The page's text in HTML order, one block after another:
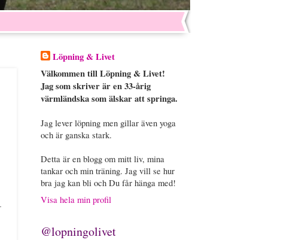
Löpning & Livet
Välkommen till Löpning & Livet!
Jag som skriver är en 33-årig
värmländska som älskar att springa.
Jag lever löpning men gillar även yoga
och är ganska stark.
Detta är en blogg om mitt liv, mina
tankar och min träning. Jag vill se hur
bra jag kan bli och Du får hänga med!
Visa hela min profil
@lopningolivet